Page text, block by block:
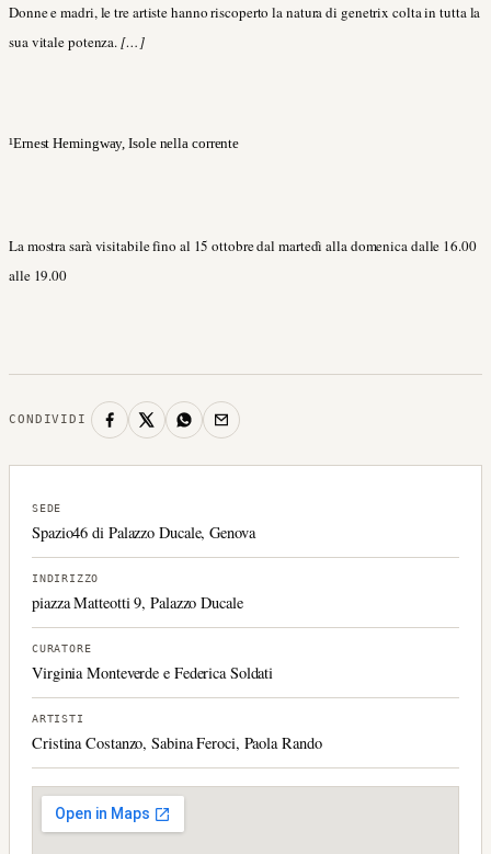
Donne e madri, le tre artiste hanno riscoperto la natura di genetrix colta in tutta la
sua vitale potenza.[…]
¹Ernest Hemingway, Isole nella corrente
La mostra sarà visitabile fino al 15 ottobre dal martedì alla domenica dalle 16.00
alle 19.00
CONDIVIDI
SEDE
Spazio46 di Palazzo Ducale, Genova
INDIRIZZO
piazza Matteotti 9, Palazzo Ducale
CURATORE
Virginia Monteverde e Federica Soldati
ARTISTI
Cristina Costanzo, Sabina Feroci, Paola Rando